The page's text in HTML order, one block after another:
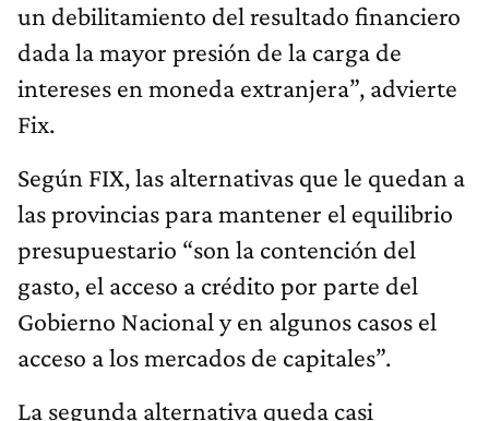
un debilitamiento del resultado financiero
dada la mayor presión de la carga de
intereses en moneda extranjera”, advierte
Fix.
Según FIX, las alternativas que le quedan a
las provincias para mantener el equilibrio
presupuestario “son la contención del
gasto, el acceso a crédito por parte del
Gobierno Nacional y en algunos casos el
acceso a los mercados de capitales”.
La segunda alternativa queda casi